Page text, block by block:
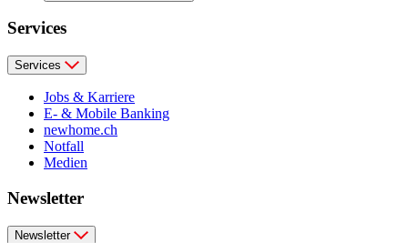
Services
Services
Jobs & Karriere
E- & Mobile Banking
newhome.ch
Notfall
Medien
Newsletter
Newsletter